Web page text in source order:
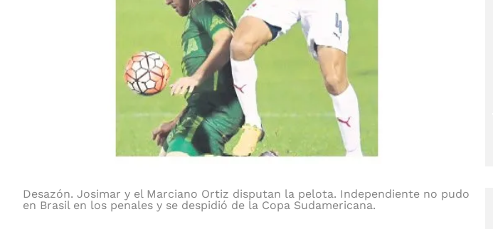
Desazón. Josimar y el Marciano Ortiz disputan la pelota. Independiente no pudo
en Brasil en los penales y se despidió de la Copa Sudamericana.